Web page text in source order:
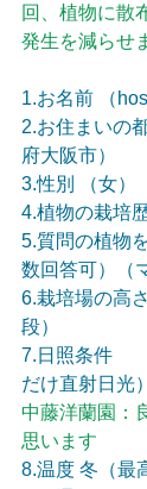
回、植物に散
発生を減らせ
1.お名前 （
2.お住まいの
府大阪市）
3.性別 （女）
4.植物の栽培
5.質問の植物
数回答可）（
6.栽培場の高
段）
7.日照条件　
だけ直射日光）
中藤洋蘭園：
思います
8.温度 冬（最